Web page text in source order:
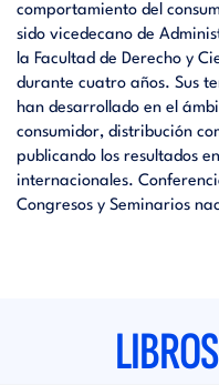
comportamiento del
sido vicedecano de
la Facultad de Derecho y
durante cuatro años. Sus
han desarrollado en el
consumidor, distribución
publicando los resultados
internacionales.
Congresos y Seminarios